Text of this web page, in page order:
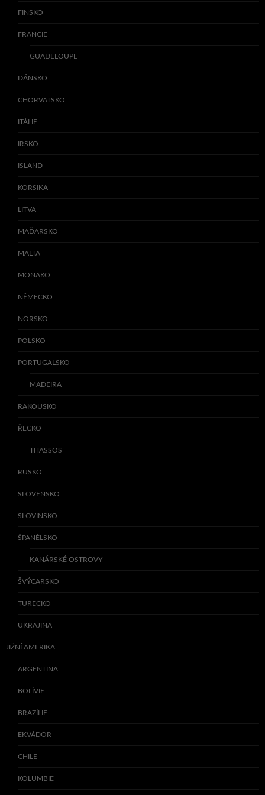
FINSKO
FRANCIE
GUADELOUPE
DÁNSKO
CHORVATSKO
ITÁLIE
IRSKO
ISLAND
KORSIKA
LITVA
MAĎARSKO
MALTA
MONAKO
NĚMECKO
NORSKO
POLSKO
PORTUGALSKO
MADEIRA
RAKOUSKO
ŘECKO
THASSOS
RUSKO
SLOVENSKO
SLOVINSKO
ŠPANĚLSKO
KANÁRSKÉ OSTROVY
ŠVÝCARSKO
TURECKO
UKRAJINA
JIŽNÍ AMERIKA
ARGENTINA
BOLÍVIE
BRAZÍLIE
EKVÁDOR
CHILE
KOLUMBIE